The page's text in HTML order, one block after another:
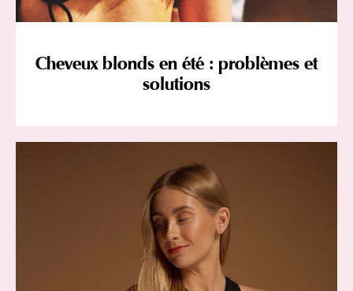
Cheveux blonds en été : problèmes et
solutions